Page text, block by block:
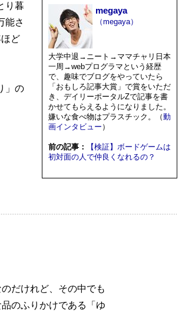
り暮
能さ
ど
」の
megaya
（megaya）
大学中退→ニート→ママチャリ日本
一周→webプログラマという経歴
で、趣味でブログをやっていたら
「おもしろ記事大賞」で賞をいただ
き、デイリーポータルZで記事を書
かせてもらえるようになりました。
嫌いな食べ物はプラスチック。（動
画インタビュー ）
前の記事：
【検証】ボードゲームは
初対面の人で仲良くなれるの？
だけれど、その中でも
のふりかけである「ゆ